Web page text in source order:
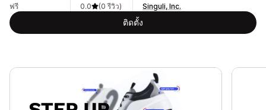
ฟรี
0.0
(0 รีวิว)
Singuli, Inc.
ติดตั้ง